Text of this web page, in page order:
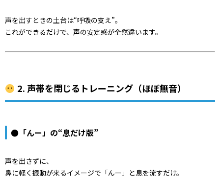
声を出すときの土台は“呼吸の支え”。
これができるだけで、声の安定感が全然違います。
2. 声帯を閉じるトレーニング（ほぼ無音）
●「んー」の“息だけ版”
声を出さずに、
鼻に軽く振動が来るイメージで「んー」と息を流すだけ。